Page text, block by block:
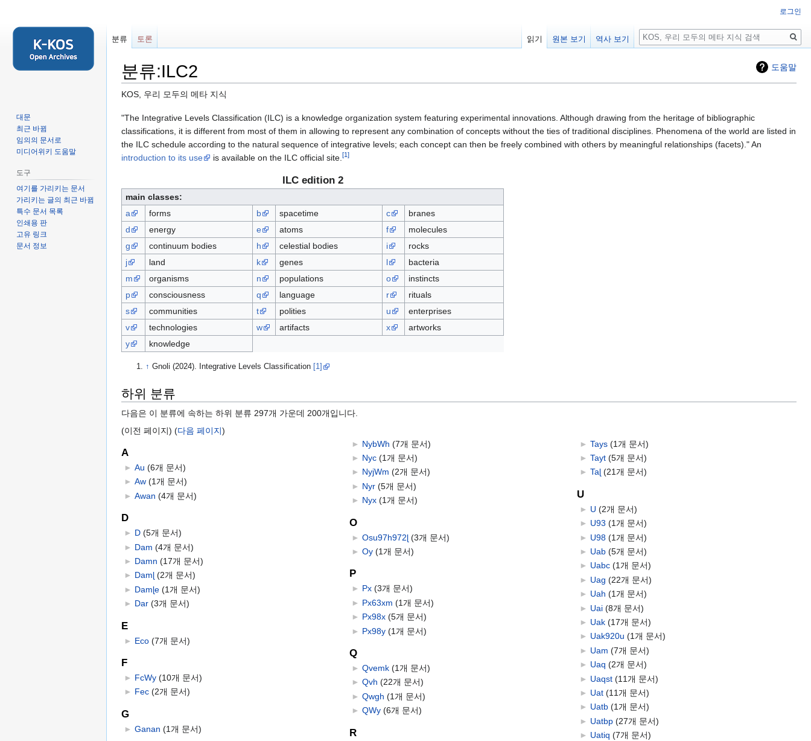
도움말
분류:ILC2
KOS, 우리 모두의 메타 지식
둘
러
보
기
기
검
색
하
러
"The Integrative Levels Classification (ILC) is a knowledge organization system featuring experimental innovations. Although drawing from the heritage of bibliographic
classifications, it is different from most of them in allowing to represent any combination of concepts without the ties of traditional disciplines. Phenomena of the world are listed in
the ILC schedule according to the natural sequence of integrative levels; each concept can then be freely combined with others by meaningful relationships (facets)." An
introduction to its use
is available on the ILC official site. [1]
ILC edition 2
main classes:
a
forms b spacetime c
branes
d
energy e atoms f
molecules
g
continuum bodies h celestial bodies i
rocks
j
land k genes l
bacteria
m
organisms n populations o
instincts
p
consciousness q language r
rituals
s
communities t polities u
enterprises
v
technologies w artifacts x
artworks
y
knowledge
↑ Gnoli (2024). Integrative Levels Classification [1]
하위 분류
다음은 이 분류에 속하는 하위 분류 297개 가운데 200개입니다.
(이전 페이지) (다음 페이지)
A
► Au (6개 문서)
► Aw‎ (1개 문서)
► Awan (4개 문서)
D
► D‎ (5개 문서)
► Dam (4개 문서)
► Damn (17개 문서)
► Damɭ‎ (2개 문서)
► Damɭe‎ (1개 문서)
► Dar‎ (3개 문서)
E
► Eco‎ (7개 문서)
F
► FcWy‎ (10개 문서)
► Fec‎ (2개 문서)
G
► Ganan (1개 문서)
► NybWh ‎(7개 문서)
► Nyc ‎(1개 문서)
► NyjWm ‎(2개 문서)
► Nyr ‎(5개 문서)
► Nyx ‎(1개 문서)
O
►Osu97h972ɭ ‎(3개 문서)
►Oy ‎(1개 문서)
P
► Px ‎(3개 문서)
► Px63xm ‎(1개 문서)
► Px98x ‎(5개 문서)
► Px98y ‎(1개 문서)
Q
►Qvemk ‎(1개 문서)
►Qvh ‎(22개 문서)
►Qwgh ‎(1개 문서)
►QWy ‎(6개 문서)
R
► Tays‎ (1개 문서)
► Tayt‎ (5개 문서)
► Taɭ‎ (21개 문서)
U
► U (2개 문서)
► U93 (1개 문서)
► U98‎ (1개 문서)
► Uab‎ (5개 문서)
► Uabc‎ (1개 문서)
► Uag (22개 문서)
► Uah (1개 문서)
► Uai‎ (8개 문서)
► Uak‎ (17개 문서)
► Uak920u (1개 문서)
► Uam (7개 문서)
► Uaq (2개 문서)
► Uaqst‎ (11개 문서)
► Uat‎ (11개 문서)
► Uatb‎ (1개 문서)
► Uatbp‎ (27개 문서)
► Uatiq (7개 문서)
로그인
분류 토론 읽기 원본 보기 역사 보기
검
색
대문
최근 바뀜
임의의 문서로
미디어위키 도움말
도구
여기를 가리키는 문서
가리키는 글의 최근 바뀜
특수 문서 목록
인쇄용 판
고유 링크
문서 정보